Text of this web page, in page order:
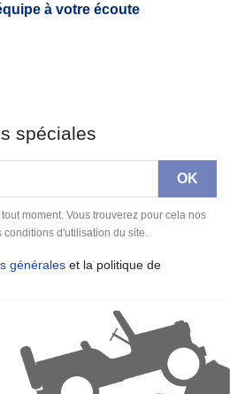
à votre écoute
spéciales
moment. Vous trouverez pour cela nos
d'utilisation du site.
générales et la politique de